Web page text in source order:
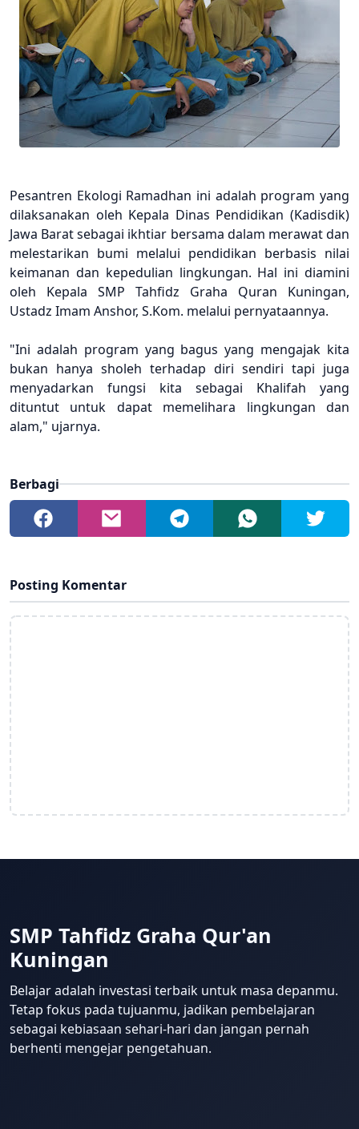
Pesantren Ekologi Ramadhan ini adalah program yang
dilaksanakan oleh Kepala Dinas Pendidikan (Kadisdik)
Jawa Barat sebagai ikhtiar bersama dalam merawat dan
melestarikan bumi melalui pendidikan berbasis nilai
keimanan dan kepedulian lingkungan. Hal ini diamini
oleh Kepala SMP Tahfidz Graha Quran Kuningan,
Ustadz Imam Anshor, S.Kom. melalui pernyataannya.
"Ini adalah program yang bagus yang mengajak kita
bukan hanya sholeh terhadap diri sendiri tapi juga
menyadarkan fungsi kita sebagai Khalifah yang
dituntut untuk dapat memelihara lingkungan dan
alam," ujarnya.
Berbagi
Posting Komentar
SMP Tahfidz Graha Qur'an
Kuningan
Belajar adalah investasi terbaik untuk masa depanmu.
Tetap fokus pada tujuanmu, jadikan pembelajaran
sebagai kebiasaan sehari-hari dan jangan pernah
berhenti mengejar pengetahuan.